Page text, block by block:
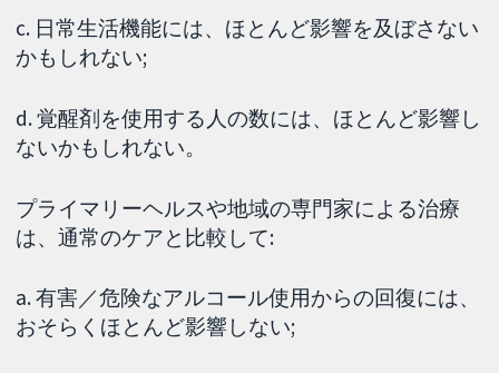
c. 日常生活機能には、ほとんど影響を及ぼさない
かもしれない;
d. 覚醒剤を使用する人の数には、ほとんど影響し
ないかもしれない。
プライマリーヘルスや地域の専門家による治療
は、通常のケアと比較して:
a. 有害／危険なアルコール使用からの回復には、
おそらくほとんど影響しない;